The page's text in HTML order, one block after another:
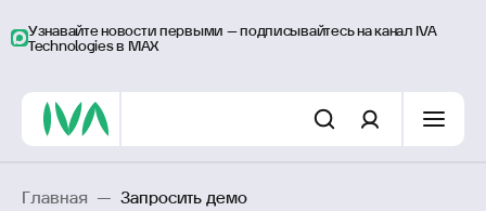
Узнавайте новости первыми – подписывайтесь на канал IVA
Technologies в MAX
Главная — Запросить демо